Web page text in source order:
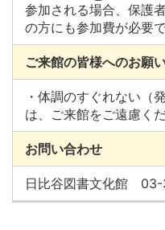
参加される場合、保護
の方にも参加費が必要で
ご来館の皆様へのお願
・体調のすぐれない（
は、ご来館をご遠慮くだ
お問い合わせ
日比谷図書文化館 03-